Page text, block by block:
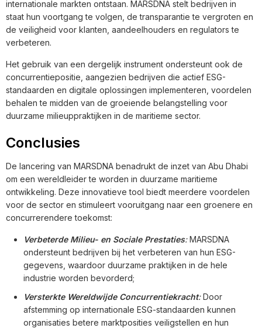
internationale markten ontstaan. MARSDNA stelt bedrijven in
staat hun voortgang te volgen, de transparantie te vergroten en
de veiligheid voor klanten, aandeelhouders en regulators te
verbeteren.
Het gebruik van een dergelijk instrument ondersteunt ook de
concurrentiepositie, aangezien bedrijven die actief ESG-
standaarden en digitale oplossingen implementeren, voordelen
behalen te midden van de groeiende belangstelling voor
duurzame milieuppraktijken in de maritieme sector.
Conclusies
De lancering van MARSDNA benadrukt de inzet van Abu Dhabi
om een wereldleider te worden in duurzame maritieme
ontwikkeling. Deze innovatieve tool biedt meerdere voordelen
voor de sector en stimuleert vooruitgang naar een groenere en
concurrerendere toekomst:
Verbeterde Milieu- en Sociale Prestaties:MARSDNA
ondersteunt bedrijven bij het verbeteren van hun ESG-
gegevens, waardoor duurzame praktijken in de hele
industrie worden bevorderd;
Versterkte Wereldwijde Concurrentiekracht:Door
afstemming op internationale ESG-standaarden kunnen
organisaties betere marktposities veiligstellen en hun